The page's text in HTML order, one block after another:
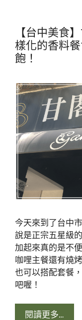
【台中美食
樣化的香料
飽！
今天來到了台中
說是正宗五星級
加起來真的是不
咖哩主餐還有燒
也可以搭配套餐
吧喔！
閱讀更多…